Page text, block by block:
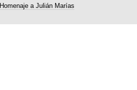
Homenaje a Julián Marías